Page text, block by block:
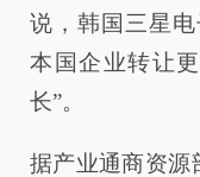
说，韩国三星
本国企业转让
长”。
据产业通商资源